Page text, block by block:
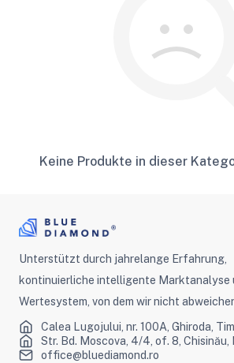
Keine Produkte in dieser
Unterstützt durch jahrelange Erfahrung,
kontinuierliche intelligente Marktanalyse
Wertesystem, von dem wir nicht
Calea Lugojului, nr. 100A, Ghiroda,
Str. Bd. Moscova, 4/4, of. 8, Chisinău,
office@bluediamond.ro